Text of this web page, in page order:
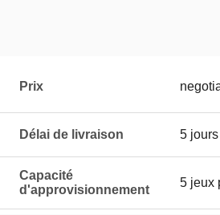
Prix
Délai de livraison 5 jours
Capacité
d'approvisionnement
5 jeux